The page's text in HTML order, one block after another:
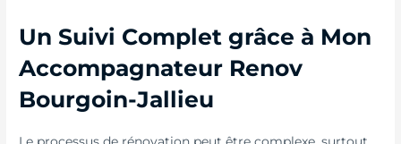
Un Suivi Complet grâce à Mon
Accompagnateur Renov
Bourgoin-Jallieu